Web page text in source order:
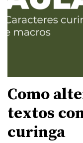
Como
textos
curinga